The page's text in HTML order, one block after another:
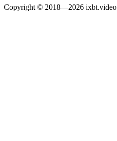
Copyright © 2018—2026 ixbt.video